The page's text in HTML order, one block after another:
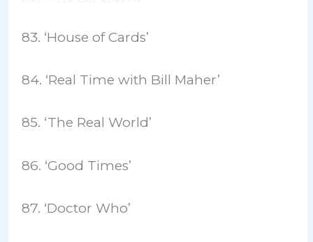
83. ‘House of Cards’
84. ‘Real Time with Bill Maher’
85. ‘The Real World’
86. ‘Good Times’
87. ‘Doctor Who’